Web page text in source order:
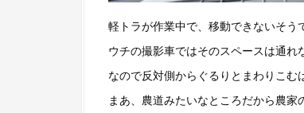
軽トラが作業中で、移動できないそう
ウチの撮影車ではそのスペースは通れ
なので反対側からぐるりとまわりこむ
まあ、農道みたいなところだから農家